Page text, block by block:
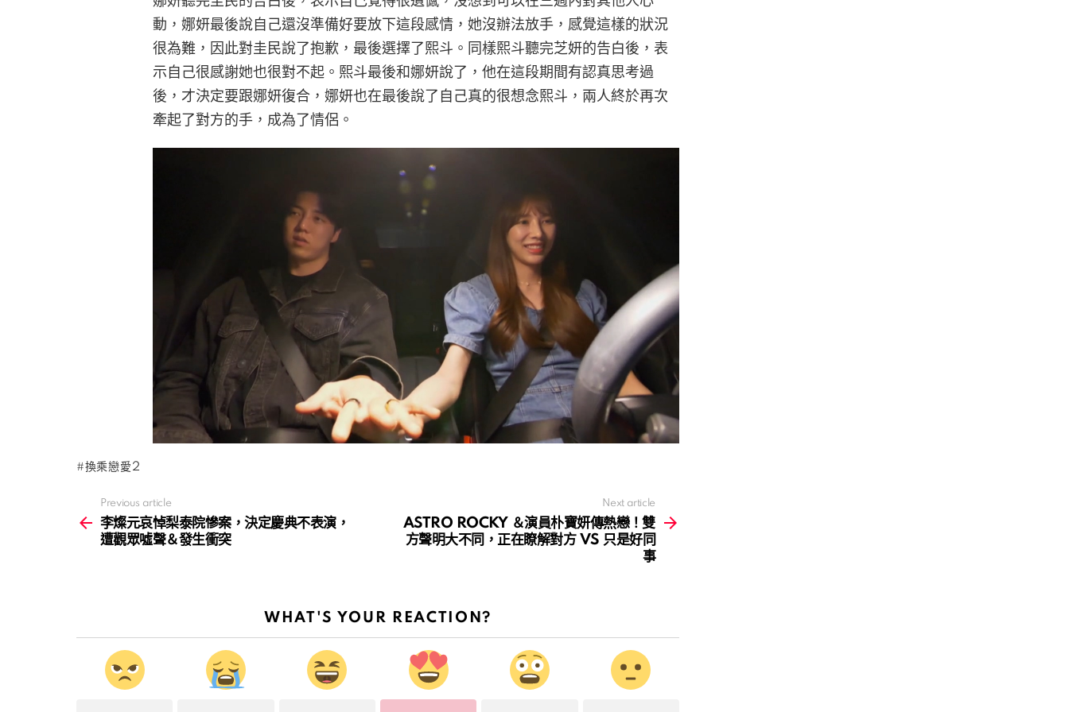
動，娜妍最後說自己還沒準備好要放下這段感情，她沒辦法放手，感覺這樣的狀況
很為難，因此對圭民說了抱歉，最後選擇了熙斗。同樣熙斗聽完芝妍的告白後，表
示自己很感謝她也很對不起。熙斗最後和娜妍說了，他在這段期間有認真思考過
後，才決定要跟娜妍復合，娜妍也在最後說了自己真的很想念熙斗，兩人終於再次
牽起了對方的手，成為了情侶。
換乘戀愛2
more
Previous article
李燦元哀悼梨泰院慘案，決定慶典不表演，
遭觀眾噓聲＆發生衝突
Next article
ASTRO ROCKY ＆演員朴寶妍傳熱戀！雙
方聲明大不同，正在瞭解對方 VS 只是好同
事
WHAT'S YOUR REACTION?